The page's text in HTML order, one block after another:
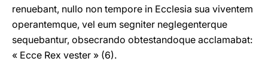
renuebant, nullo non tempore in Ecclesia sua viventem
operantemque, vel eum segniter neglegenterque
sequebantur, obsecrando obtestandoque acclamabat:
« Ecce Rex vester » (6).